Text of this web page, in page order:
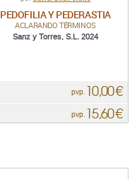
PEDOFILIA Y PEDERASTIA
ACLARANDO TÉRMINOS
Sanz y Torres, S.L. 2024
pvp. 10,00 €
pvp. 15,60 €